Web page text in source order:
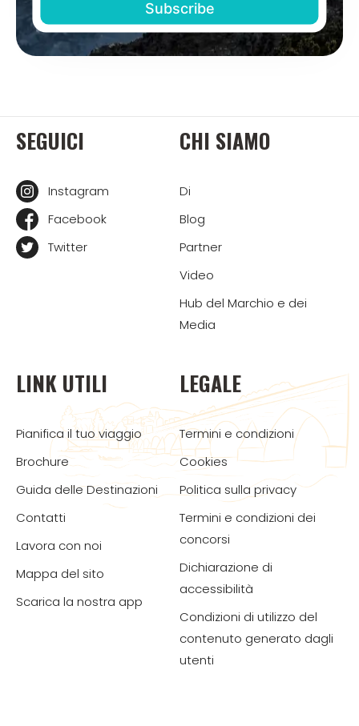
SEGUICI
Instagram
Facebook
Twitter
CHI SIAMO
Di
Blog
Partner
Video
Hub del Marchio e dei
Media
LINK UTILI
Pianifica il tuo viaggio
Brochure
Guida delle Destinazioni
Contatti
Lavora con noi
Mappa del sito
Scarica la nostra app
LEGALE
Termini e condizioni
Cookies
Politica sulla privacy
Termini e condizioni dei
concorsi
Dichiarazione di
accessibilità
Condizioni di utilizzo del
contenuto generato dagli
utenti